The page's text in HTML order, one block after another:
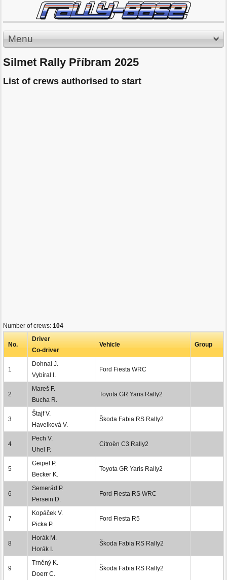
Menu
Silmet Rally Příbram 2025
List of crews authorised to start
Number of crews: 104
No.
Driver
Co-driver
Vehicle Group
1
Dohnal J.
Vybíral I.
Ford Fiesta WRC
2
Mareš F.
Bucha R.
Toyota GR Yaris Rally2
3
Štajf V.
Havelková V.
Škoda Fabia RS Rally2
4
Pech V.
Uhel P.
Citroën C3 Rally2
5
Geipel P.
Becker K.
Toyota GR Yaris Rally2
6
Semerád P.
Persein D.
Ford Fiesta RS WRC
7
Kopáček V.
Picka P.
Ford Fiesta R5
8
Horák M.
Horák I.
Škoda Fabia RS Rally2
9
Trněný K.
Doerr C.
Škoda Fabia RS Rally2